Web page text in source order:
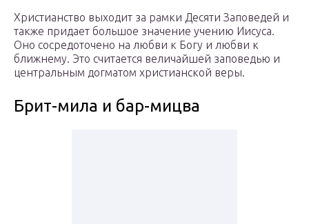
Христианство выходит за рамки Десяти Заповедей и
также придает большое значение учению Иисуса.
Оно сосредоточено на любви к Богу и любви к
ближнему. Это считается величайшей заповедью и
центральным догматом христианской веры.
Брит-мила и бар-мицва